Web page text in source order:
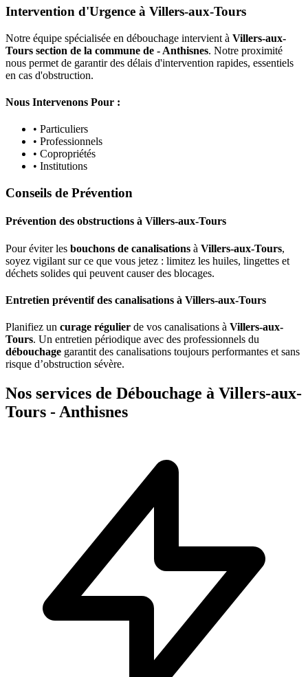
Intervention d'Urgence à Villers-aux-Tours
Notre équipe spécialisée en débouchage intervient à Villers-aux-
Tours section de la commune de - Anthisnes. Notre proximité
nous permet de garantir des délais d'intervention rapides, essentiels
en cas d'obstruction.
Nous Intervenons Pour :
• Particuliers
• Professionnels
• Copropriétés
• Institutions
Conseils de Prévention
Prévention des obstructions à Villers-aux-Tours
Pour éviter les bouchons de canalisations à Villers-aux-Tours,
soyez vigilant sur ce que vous jetez : limitez les huiles, lingettes et
déchets solides qui peuvent causer des blocages.
Entretien préventif des canalisations à Villers-aux-Tours
Planifiez un curage régulier de vos canalisations à Villers-aux-
Tours. Un entretien périodique avec des professionnels du
débouchage garantit des canalisations toujours performantes et sans
risque d’obstruction sévère.
Nos services de Débouchage à Villers-aux-
Tours - Anthisnes